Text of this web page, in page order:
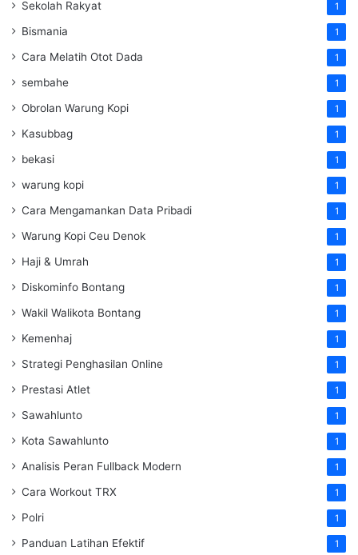
Sekolah Rakyat 1
Bismania 1
Cara Melatih Otot Dada 1
sembahe 1
Obrolan Warung Kopi 1
Kasubbag 1
bekasi 1
warung kopi 1
Cara Mengamankan Data Pribadi 1
Warung Kopi Ceu Denok 1
Haji & Umrah 1
Diskominfo Bontang 1
Wakil Walikota Bontang 1
Kemenhaj 1
Strategi Penghasilan Online 1
Prestasi Atlet 1
Sawahlunto 1
Kota Sawahlunto 1
Analisis Peran Fullback Modern 1
Cara Workout TRX 1
Polri 1
Panduan Latihan Efektif 1